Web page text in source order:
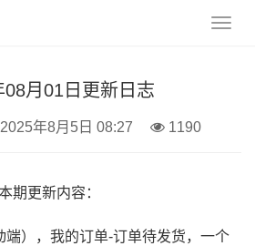
08月01日更新日志
年8月5日 08:27 1190
期更新内容：
端），我的订单-订单待发货，一个